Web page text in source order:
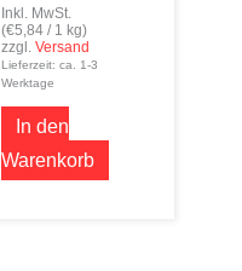
Inkl. MwSt.
(€5,84 / 1 kg)
zzgl.Versand
Lieferzeit: ca. 1-3
Werktage
In den
Warenkorb